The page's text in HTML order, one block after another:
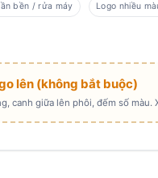
bền / rửa máy Logo nhiều
lên (không bắt buộc)
canh giữa lên phôi, đếm số màu.